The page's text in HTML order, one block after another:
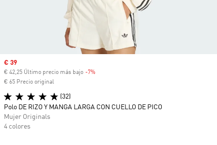
Precio de venta
€ 39
€ 42,25 Último precio más bajo -7%
€ 65 Precio original
(32)
Polo DE RIZO Y MANGA LARGA CON CUELLO DE PICO
Mujer Originals
4 colores